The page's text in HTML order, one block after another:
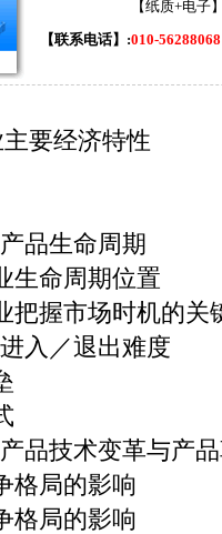
【纸质+电子
【联系电话】:010-
要经济特性
品生命周期
命周期位置
握市场时机的关
入／退出难度
品技术变革与产
局的影响
局的影响